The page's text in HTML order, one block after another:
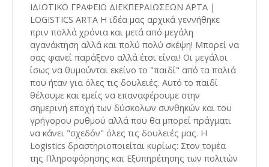
ΙΔΙΩΤΙΚΟ ΓΡΑΦΕΙΟ ΔΙΕΚΠΕΡΑΙΩΣΕΩΝ ΑΡΤΑ |
LOGISTICS ARTA Η ιδέα μας αρχικά γεννήθηκε
πριν πολλά χρόνια και μετά από μεγάλη
αγανάκτηση αλλά και πολύ πολύ σκέψη! Μπορεί να
σας φανεί παράξενο αλλά έτσι είναι! Οι μεγάλοι
ίσως να θυμούνται εκείνο το "παιδί" από τα παλιά
που ήταν για όλες τις δουλειές. Αυτό το παιδί
θέλουμε και εμείς να επαναφέρουμε στην
σημερινή εποχή των δύσκολων συνθηκών και του
γρήγορου ρυθμού αλλά που θα μπορεί πράγματι
να κάνει "σχεδόν" όλες τις δουλειές μας. Η
Logistics δραστηριοποιείται κυρίως: Στον τομέα
της Πληροφόρησης και Εξυπηρέτησης των πολιτών